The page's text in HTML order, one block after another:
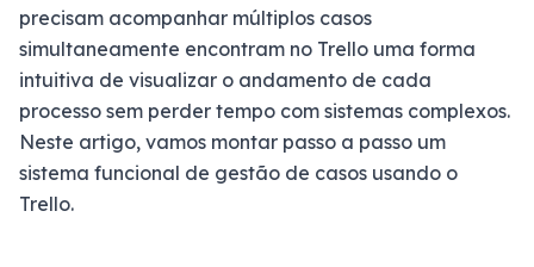
precisam acompanhar múltiplos casos
simultaneamente encontram no Trello uma forma
intuitiva de visualizar o andamento de cada
processo sem perder tempo com sistemas complexos.
Neste artigo, vamos montar passo a passo um
sistema funcional de gestão de casos usando o
Trello.